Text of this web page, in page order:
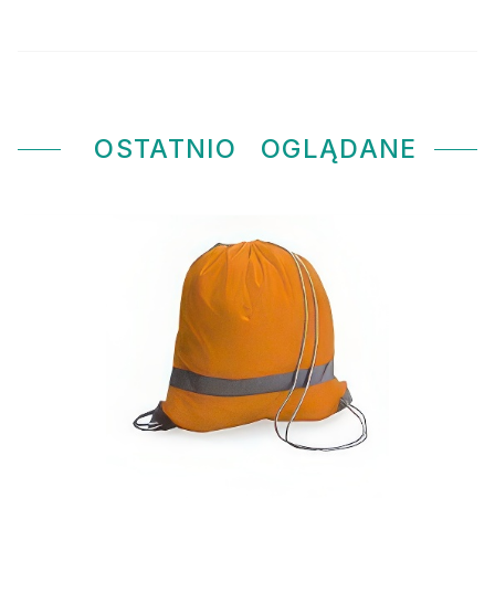
OSTATNIO OGLĄDANE